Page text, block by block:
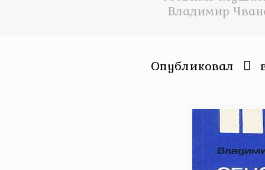
Владимир
Опубликовал